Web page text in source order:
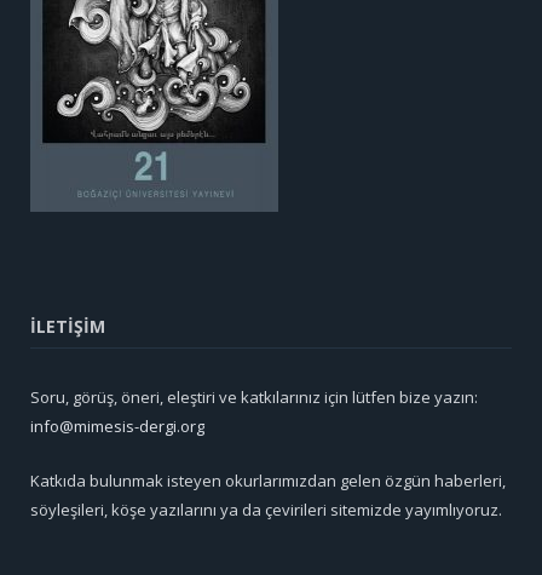
İLETİŞİM
Soru, görüş, öneri, eleştiri ve katkılarınız için lütfen bize yazın:
info@mimesis-dergi.org
Katkıda bulunmak isteyen okurlarımızdan gelen özgün haberleri,
söyleşileri, köşe yazılarını ya da çevirileri sitemizde yayımlıyoruz.